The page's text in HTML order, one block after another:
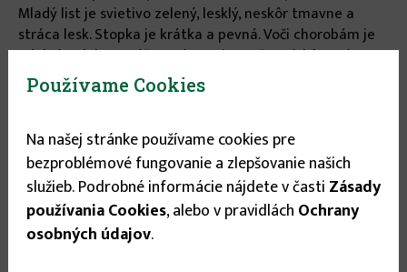
Mladý list je svietivo zelený, lesklý, neskôr tmavne a
stráca lesk. Stopka je krátka a pevná. Voči chorobám je
odolná a dobre znáša sucho. Sejeme čo najskôr na jar – v
marci až ap...viac informácií
Stav tovaru: Na sklade
Expedícia do: 1-3 dní
0.89 €
Používame Cookies
Na našej stránke používame cookies pre
bezproblémové fungovanie a zlepšovanie našich
služieb. Podrobné informácie nájdete v časti Zásady
používania Cookies, alebo v pravidlách Ochrany
osobných údajov.